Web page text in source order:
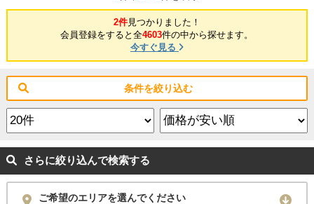
2件見つかりました！
会員登録をすると全4603件の中から探せます。
今すぐ見る
条件を絞り込む
さらに絞り込んで検索する
ご希望のエリアを選んでください